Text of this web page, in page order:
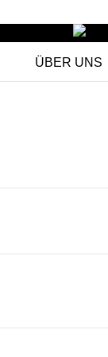
ÜBER UNS